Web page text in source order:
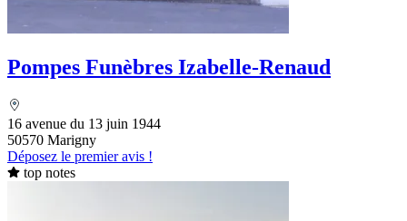
Pompes Funèbres Izabelle-Renaud
16 avenue du 13 juin 1944
50570 Marigny
Déposez le premier avis !
top notes